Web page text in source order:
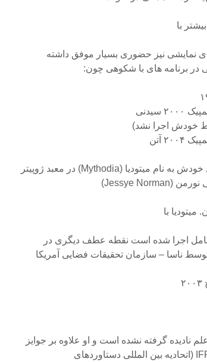
با
نمایشی نیز حضوری بسیار موفق داشته
برنامه های با شکوهی چون:
آتن
طراحی و اجرای برنامه معرفی سمفونی کورال خودش به نام میتودیا (Mythodia) در معبد ژوپیتر
میتودیا با
کامل اجرا شده است نقطه عطف دیگری در
ناسا – سازمان تحقیقات فضایی آمریکا
نادیده گرفته نشده است و او علاوه بر جوایز